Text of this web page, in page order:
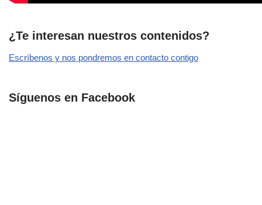
¿Te interesan nuestros contenidos?
Escríbenos y nos pondremos en contacto contigo
Síguenos en Facebook